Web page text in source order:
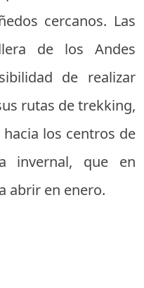
cercanos. Las
de los Andes
de realizar
rutas de trekking,
los centros de
invernal, que en
abrir en enero.